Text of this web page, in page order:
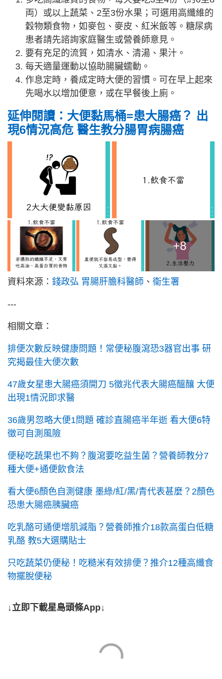
両）或以上蔬菜、2至3份水果；可選用高纖維的
穀物類食物，如麥包、麥皮、紅米飯等。糖尿病
患者請先諮詢家庭醫生或營養師意見。
要有充足的流質，如清水、清湯、果汁。
每天適量運動以協助腸臟蠕動。
作息定時，養成定時大便的習慣。可在早上起來
先喝水以增加便意，或在早餐後上廁。
延伸閱讀：大便黏馬桶=患大腸癌？ 出
現6情況高危 醫生教分腸胃病腸癌
+8
資料來源： 錢政弘 胃腸肝膽科醫師 、 衞生署
---
相關文章：
排便次數反映健康問題！常便秘腹瀉恐3器官出事 研
究揭最佳大便次數
47歲女星患大腸癌須開刀 5徵兆代表大腸癌醞釀 大便
出現1情況即求醫
36歲男忽略大便1問題 確診直腸癌半年逝 看大便6特
徵可自測風險
便秘吃蔬果也不夠？腹瀉要吃益生菌？營養師教分7
種大便+通便飲食法
看大便6顏色自測健康 墨綠/紅/黑/青代表甚麼？2顏色
恐患大腸癌胰臟癌
吃乳酪可通便增肌減脂？營養師推介18款高蛋白低糖
乳酪 教5大選購貼士
只吃蔬菜仍便秘！吃糙米有效排便？推介12種高纖食
物擺脫便秘
↓立即下載星島頭條App↓